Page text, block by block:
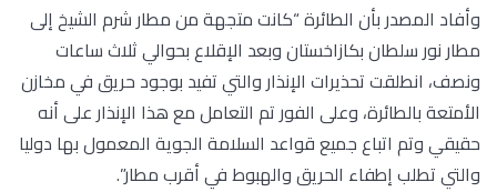
وأفاد المصدر بأن الطائرة “كانت متجهة من مطار شرم الشيخ إلى
مطار نور سلطان بكازاخستان وبعد الإقلاع بحوالي ثلاث ساعات
ونصف، انطلقت تحذيرات الإنذار والتي تفيد بوجود حريق في مخازن
الأمتعة بالطائرة، وعلى الفور تم التعامل مع هذا الإنذار على أنه
حقيقي وتم اتباع جميع قواعد السلامة الجوية المعمول بها دوليا
والتي تطلب إطفاء الحريق والهبوط في أقرب مطار”.